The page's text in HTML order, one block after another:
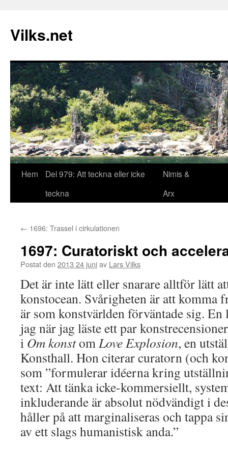
Vilks.net
Hoppa
Hem
Del 979: Att teckna eller icke
teckna
Nimis &
Arx
← 1696: Trassel i cirkulationen
1697: Curatoriskt och
Postat den 2013 24 juniav Lars Vilks
Det är inte lätt eller snarare alltför lätt
konstocean. Svårigheten är att komma
är som konstvärlden förväntade sig.
jag när jag läste ett par
i Om konstomLove Explosion, en
Konsthall. Hon citerar curatorn (och
som ”formulerar idéerna kring
text: Att tänka icke-kommersiellt,
inkluderande är absolut nödvändigt i
håller på att marginaliseras och tappa
av ett slags humanistisk anda.”